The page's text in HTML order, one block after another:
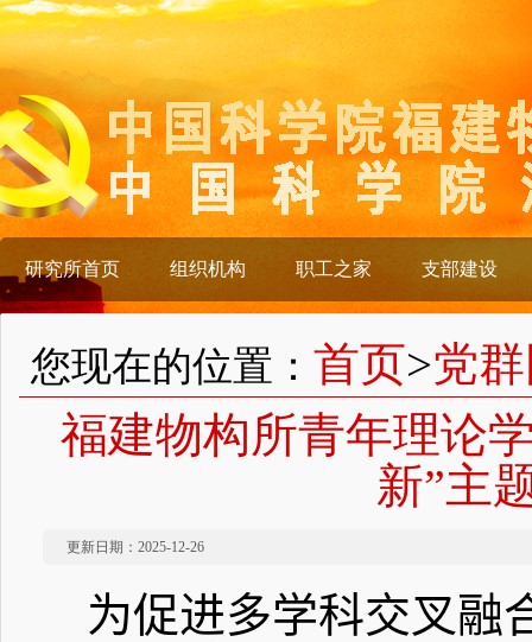
研究所首页 组织机构 职工之家 支部建设
您现在的位置： 首页>党
福建物构所青年理论
新”主
更新日期：2025-12-26
为促进多学科交叉融